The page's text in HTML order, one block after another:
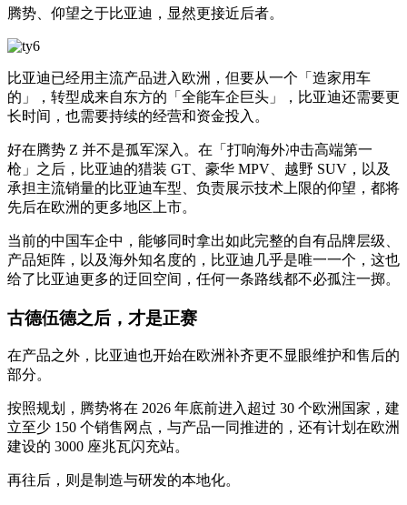
腾势、仰望之于比亚迪，显然更接近后者。
比亚迪已经用主流产品进入欧洲，但要从一个「造家用车
的」，转型成来自东方的「全能车企巨头」，比亚迪还需要更
长时间，也需要持续的经营和资金投入。
好在腾势 Z 并不是孤军深入。在「打响海外冲击高端第一
枪」之后，比亚迪的猎装 GT、豪华 MPV、越野 SUV，以及
承担主流销量的比亚迪车型、负责展示技术上限的仰望，都将
先后在欧洲的更多地区上市。
当前的中国车企中，能够同时拿出如此完整的自有品牌层级、
产品矩阵，以及海外知名度的，比亚迪几乎是唯一一个，这也
给了比亚迪更多的迂回空间，任何一条路线都不必孤注一掷。
古德伍德之后，才是正赛
在产品之外，比亚迪也开始在欧洲补齐更不显眼维护和售后的
部分。
按照规划，腾势将在 2026 年底前进入超过 30 个欧洲国家，建
立至少 150 个销售网点，与产品一同推进的，还有计划在欧洲
建设的 3000 座兆瓦闪充站。
再往后，则是制造与研发的本地化。